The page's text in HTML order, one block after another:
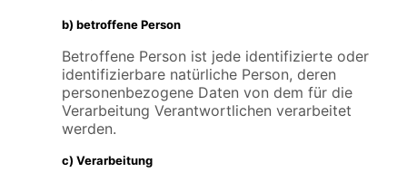
b) betroffene Person
Betroffene Person ist jede identifizierte oder
identifizierbare natürliche Person, deren
personenbezogene Daten von dem für die
Verarbeitung Verantwortlichen verarbeitet
werden.
c) Verarbeitung